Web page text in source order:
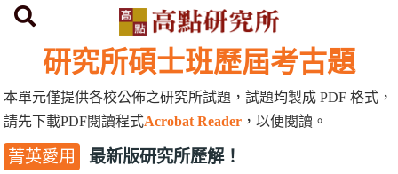
首頁 研究所歷屆考古題
研究所碩士班歷屆考古題
本單元僅提供各校公佈之研究所試題，試題均製成 PDF 格式，
請先下載PDF閱讀程式Acrobat Reader ，以便閱讀。
菁英愛用 最新版研究所歷解！